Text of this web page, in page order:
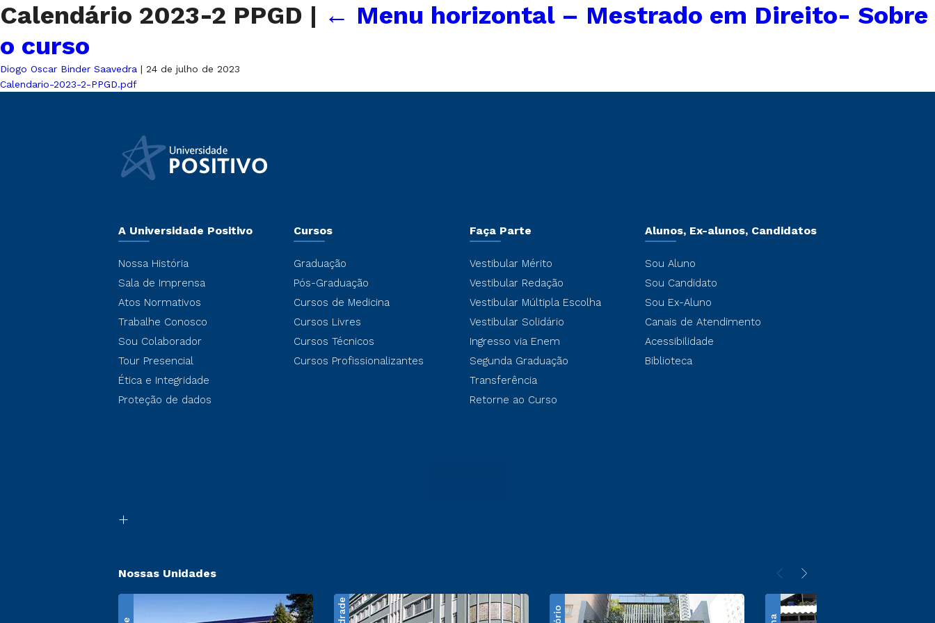
Calendário 2023-2 PPGD | ← Menu horizontal – Mestrado em Direito- Sobre
o curso
Diogo Oscar Binder Saavedra | 24 de julho de 2023
Calendario-2023-2-PPGD.pdf
A Universidade Positivo
Nossa História
Sala de Imprensa
Atos Normativos
Trabalhe Conosco
Sou Colaborador
Tour Presencial
Ética e Integridade
Proteção de dados
Cursos
Graduação
Pós-Graduação
Cursos de Medicina
Cursos Livres
Cursos Técnicos
Cursos Profissionalizantes
Faça Parte
Vestibular Mérito
Vestibular Redação
Vestibular Múltipla Escolha
Vestibular Solidário
Ingresso via Enem
Segunda Graduação
Transferência
Retorne ao Curso
Alunos, Ex-alunos, Candidatos
Sou Aluno
Sou Candidato
Sou Ex-Aluno
Canais de Atendimento
Acessibilidade
Biblioteca
Nossas Unidades